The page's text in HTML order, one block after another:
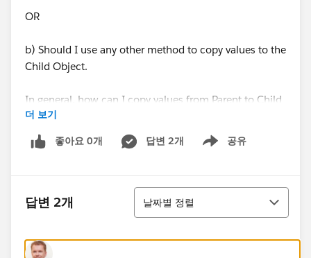
OR
b) Should I use any other method to copy values to the
Child Object.
In general, how can I copy values from Parent to Child
object?
thanks.
더 보기
좋아요 0개 답변 2개 공유
Show menu
답변 2개
정렬
날짜별 정렬